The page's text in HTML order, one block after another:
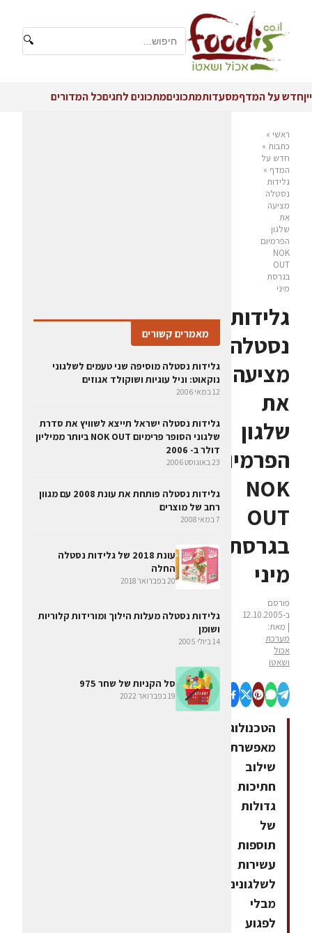
🔍
ייןחדש על המדףמסעדותמתכוניםמתכונים לחגיםכל המדורים
ראשי »
כתבות »
חדש על
המדף »
גלידות
נסטלה
מציעה
את
שלגון
הפרמיום
NOK
OUT
בגרסת
מיני
גלידות
נסטלה
מציעה
את
שלגון
הפרמיום
NOK
OUT
בגרסת
מיני
פורסם
ב-12.10.2005
| מאת:
מערכת
אכול
ושאטו
הטכנולוגיה
מאפשרת
שילוב
חתיכות
גדולות
של
תוספות
עשירות
לשלגונים,
מבלי
לפגוע
מאמרים קשורים
גלידות נסטלה מוסיפה שני טעמים לשלגוני
נוקאוט: וניל עוגיות ושוקולד אגוזים
12 במאי 2006
גלידות נסטלה ישראל תייצא לשוויץ את סדרת
שלגוני הסופר פרימיום NOK OUT ביותר ממיליון
דולר ב- 2006
23 באוגוסט 2006
גלידות נסטלה פותחת את עונת 2008 עם מגוון
רחב של מוצרים
7 במאי 2008
עונת 2018 של גלידות נסטלה
החלה
20 בפברואר 2018
גלידות נסטלה מעלות הילוך ומורידות קלוריות
ושומן
14 ביולי 2005
סל הקניות של שחר 975
19 בפברואר 2022